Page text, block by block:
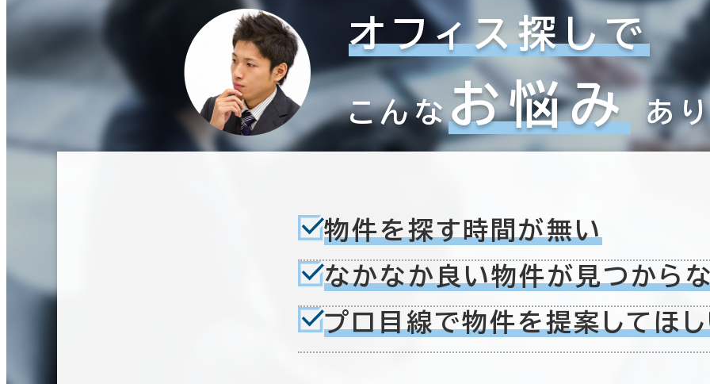
オフィス探しで
こんな お悩み あ
物件を探す時間が無い
なかなか良い物件が 見つから
プロ目線で物件を提案してほ